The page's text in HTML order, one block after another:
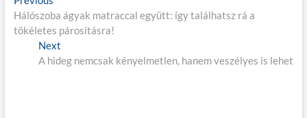
e
r
e
v
i
Hálószoba ágyak matraccal együtt: így találhatsz rá a
tökéletes párosításra!
Next
e
A hideg nemcsak kényelmetlen, hanem veszélyes is lehet